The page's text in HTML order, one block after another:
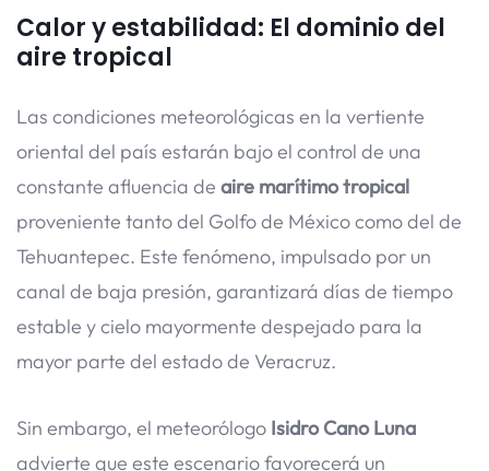
Calor y estabilidad: El dominio del
aire tropical
Las condiciones meteorológicas en la vertiente
oriental del país estarán bajo el control de una
constante afluencia de aire marítimo tropical
proveniente tanto del Golfo de México como del de
Tehuantepec. Este fenómeno, impulsado por un
canal de baja presión, garantizará días de tiempo
estable y cielo mayormente despejado para la
mayor parte del estado de Veracruz.
Sin embargo, el meteorólogo Isidro Cano Luna
advierte que este escenario favorecerá un